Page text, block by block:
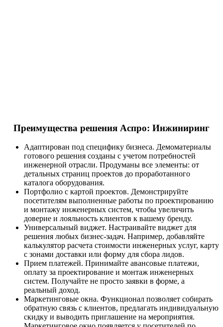
Преимущества решения Аспро: Инжиниринг
Адаптирован под специфику бизнеса. Демоматериалы
готового решения созданы с учетом потребностей
инженерной отрасли. Продуманы все элементы: от
детальных страниц проектов до проработанного
каталога оборудования.
Портфолио с картой проектов. Демонстрируйте
посетителям выполненные работы по проектированию
и монтажу инженерных систем, чтобы увеличить
доверие и лояльность клиентов к вашему бренду.
Универсальный виджет. Настраивайте виджет для
решения любых бизнес-задач. Например, добавляйте
калькулятор расчета стоимости инженерных услуг, карту
с зонами доставки или форму для сбора лидов.
Прием платежей. Принимайте авансовые платежи,
оплату за проектирование и монтаж инженерных
систем. Получайте не просто заявки в форме, а
реальный доход.
Маркетинговые окна. Функционал позволяет собирать
обратную связь с клиентов, предлагать индивидуальную
скидку и выводить приглашение на мероприятия.